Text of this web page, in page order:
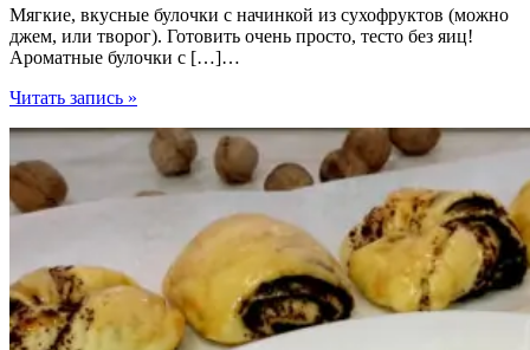
Мягкие, вкусные булочки с начинкой из сухофруктов (можно
джем, или творог). Готовить очень просто, тесто без яиц!
Ароматные булочки с […]…
Сладкие,
булочки-
пирожки
с
начинкой
минут
в
духовке!
Читать запись »